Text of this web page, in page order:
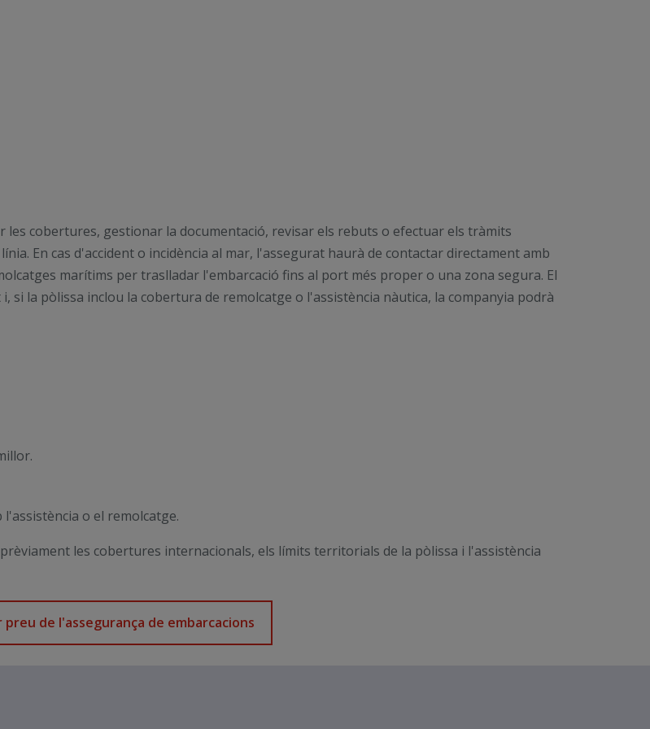
les cobertures, gestionar la documentació, revisar els rebuts o efectuar els tràmits
En cas d'accident o incidència al mar, l'assegurat haurà de contactar directament amb
marítims per traslladar l'embarcació fins al port més proper o una zona segura. El
si la pòlissa inclou la cobertura de remolcatge o l'assistència nàutica, la companyia podrà
o el remolcatge.
les cobertures internacionals, els límits territorials de la pòlissa i l'assistència
preu de l'assegurança de embarcacions